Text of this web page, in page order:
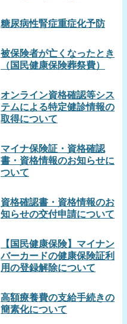
糖尿病性腎症重症化予防
被保険者が亡くなったとき
（国民健康保険葬祭費）
オンライン資格確認等シス
テムによる特定健診情報の
取得について
マイナ保険証・資格確認
書・資格情報のお知らせに
ついて
資格確認書・資格情報のお
知らせの交付申請について
【国民健康保険】マイナン
バーカードの健康保険証利
用の登録解除について
高額療養費の支給手続きの
簡素化について